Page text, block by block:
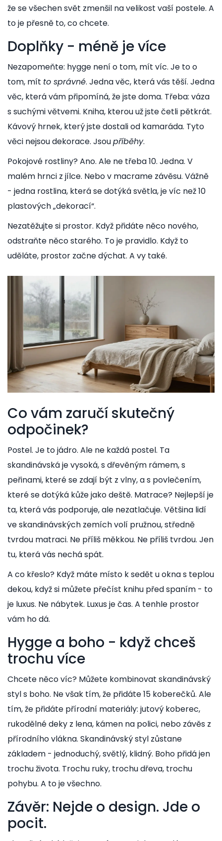
že se všechen svět zmenšil na velikost vaší postele. A
to je přesně to, co chcete.
Doplňky - méně je více
Nezapomeňte: hygge není o tom, mít víc. Je to o
tom, mít to správné. Jedna věc, která vás těší. Jedna
věc, která vám připomíná, že jste doma. Třeba: váza
s suchými větvemi. Kniha, kterou už jste četli pětkrát.
Kávový hrnek, který jste dostali od kamaráda. Tyto
věci nejsou dekorace. Jsoupříběhy.
Pokojové rostliny? Ano. Ale ne třeba 10. Jedna. V
malém hrnci z jílce. Nebo v macrame závěsu. Vážně
- jedna rostlina, která se dotýká světla, je víc než 10
plastových „dekorací“.
Nezatěžujte si prostor. Když přidáte něco nového,
odstraňte něco starého. To je pravidlo. Když to
uděláte, prostor začne dýchat. A vy také.
Co vám zaručí skutečný
odpočinek?
Postel. Je to jádro. Ale ne každá postel. Ta
skandinávská je vysoká, s dřevěným rámem, s
peřinami, které se zdají být z vlny, a s povlečením,
které se dotýká kůže jako deště. Matrace? Nejlepší je
ta, která vás podporuje, ale nezatlačuje. Většina lidí
ve skandinávských zemích volí pružnou, středně
tvrdou matraci. Ne příliš měkkou. Ne příliš tvrdou. Jen
tu, která vás nechá spát.
A co křeslo? Když máte místo k sedět u okna s teplou
dekou, když si můžete přečíst knihu před spaním - to
je luxus. Ne nábytek. Luxus je čas. A tenhle prostor
vám ho dá.
Hygge a boho - když chceš
trochu více
Chcete něco víc? Můžete kombinovat skandinávský
styl s boho. Ne však tím, že přidáte 15 koberečků. Ale
tím, že přidáte přírodní materiály: jutový koberec,
rukodělné deky z lena, kámen na polici, nebo závěs z
přírodního vlákna. Skandinávský styl zůstane
základem - jednoduchý, světlý, klidný. Boho přidá jen
trochu života. Trochu ruky, trochu dřeva, trochu
pohybu. A to je všechno.
Závěr: Nejde o design. Jde o
pocit.